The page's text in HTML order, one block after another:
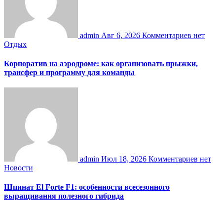
admin Авг 6, 2026 Комментариев нет
Отдых
Корпоратив на аэродроме: как организовать прыжки,
трансфер и программу для команды
admin Июл 18, 2026 Комментариев нет
Новости
Шпинат El Forte F1: особенности всесезонного
выращивания полезного гибрида